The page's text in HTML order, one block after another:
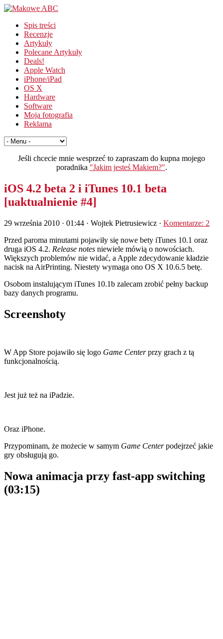
Spis treści
Recenzje
Artykuły
Polecane Artykuły
Deals!
Apple Watch
iPhone/iPad
OS X
Hardware
Software
Moja fotografia
Reklama
Jeśli chcecie mnie wesprzeć to zapraszam do kupna mojego
poradnika "Jakim jesteś Makiem?".
iOS 4.2 beta 2 i iTunes 10.1 beta
[uaktualnienie #4]
29 września 2010 · 01:44 · Wojtek Pietrusiewicz · Komentarze: 2
Przed paroma minutami pojawiły się nowe bety iTunes 10.1 oraz
druga iOS 4.2. Release notes niewiele mówią o nowościach.
Większych problemów nie widać, a Apple zdecydowanie kładzie
nacisk na AirPrinting. Niestety wymaga ono OS X 10.6.5 betę.
Osobom instalującym iTunes 10.1b zalecam zrobić pełny backup
bazy danych programu.
Screenshoty
W App Store pojawiło się logo Game Centerprzy grach z tą
funkcjonalnością.
Jest już też na iPadzie.
Oraz iPhone.
Przypominam, że możecie w samym Game Centerpodejrzeć jakie
gry obsługują go.
Nowa animacja przy fast-app switching
(03:15)